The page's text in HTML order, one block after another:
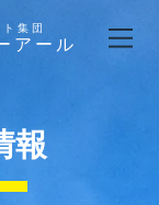
集団
アール
報